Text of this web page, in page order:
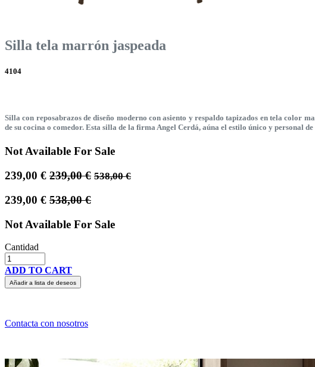
Silla tela marrón jaspeada
4104
Silla con reposabrazos de diseño moderno con asiento y respaldo tapizados en tela color
de su cocina o comedor. Esta silla de la firma Angel Cerdá, aúna el estilo único y
Not Available For Sale
239,00 € 239,00€ 538,00€
239,00 € 538,00€
Not Available For Sale
Cantidad
ADD TO CART
Añadir a lista de deseos
Contacta con nosotros